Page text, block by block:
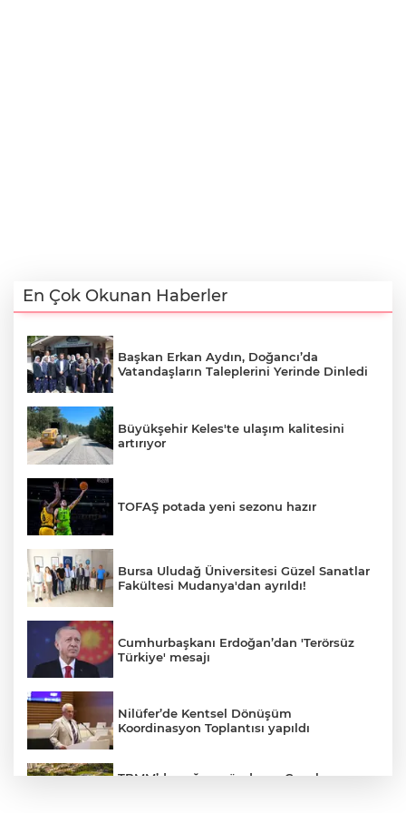
En Çok Okunan Haberler
Başkan Erkan Aydın, Doğancı’da
Vatandaşların Taleplerini Yerinde Dinledi
Büyükşehir Keles'te ulaşım kalitesini
artırıyor
TOFAŞ potada yeni sezonu hazır
Bursa Uludağ Üniversitesi Güzel Sanatlar
Fakültesi Mudanya'dan ayrıldı!
Cumhurbaşkanı Erdoğan’dan 'Terörsüz
Türkiye' mesajı
Nilüfer’de Kentsel Dönüşüm
Koordinasyon Toplantısı yapıldı
TBMM’de yoğun gündem... Çocuk